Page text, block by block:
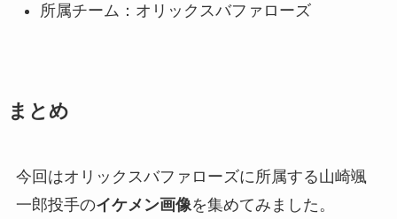
所属チーム：オリックスバファローズ
まとめ
今回はオリックスバファローズに所属する山崎颯
一郎投手のイケメン画像を集めてみました。